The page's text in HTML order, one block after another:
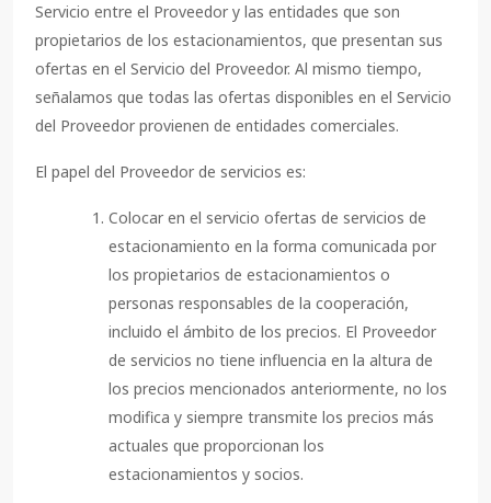
Servicio entre el Proveedor y las entidades que son
propietarios de los estacionamientos, que presentan sus
ofertas en el Servicio del Proveedor. Al mismo tiempo,
señalamos que todas las ofertas disponibles en el Servicio
del Proveedor provienen de entidades comerciales.
El papel del Proveedor de servicios es:
Colocar en el servicio ofertas de servicios de
estacionamiento en la forma comunicada por
los propietarios de estacionamientos o
personas responsables de la cooperación,
incluido el ámbito de los precios. El Proveedor
de servicios no tiene influencia en la altura de
los precios mencionados anteriormente, no los
modifica y siempre transmite los precios más
actuales que proporcionan los
estacionamientos y socios.